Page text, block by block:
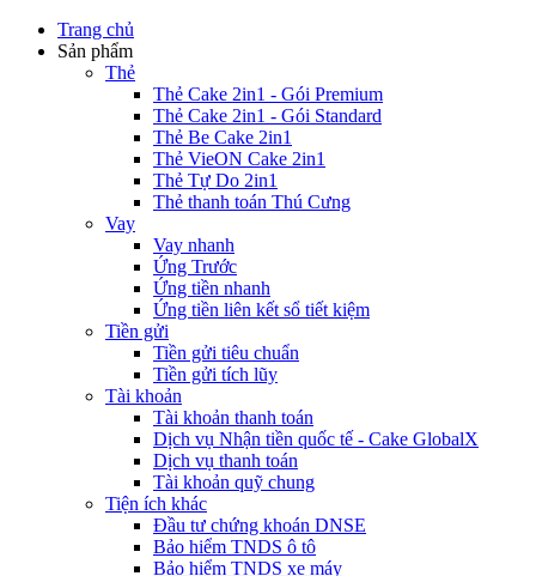
Trang chủ
Sản phẩm
Thẻ
Thẻ Cake 2in1 - Gói Premium
Thẻ Cake 2in1 - Gói Standard
Thẻ Be Cake 2in1
Thẻ VieON Cake 2in1
Thẻ Tự Do 2in1
Thẻ thanh toán Thú Cưng
Vay
Vay nhanh
Ứng Trước
Ứng tiền nhanh
Ứng tiền liên kết sổ tiết kiệm
Tiền gửi
Tiền gửi tiêu chuẩn
Tiền gửi tích lũy
Tài khoản
Tài khoản thanh toán
Dịch vụ Nhận tiền quốc tế - Cake GlobalX
Dịch vụ thanh toán
Tài khoản quỹ chung
Tiện ích khác
Đầu tư chứng khoán DNSE
Bảo hiểm TNDS ô tô
Bảo hiểm TNDS xe máy